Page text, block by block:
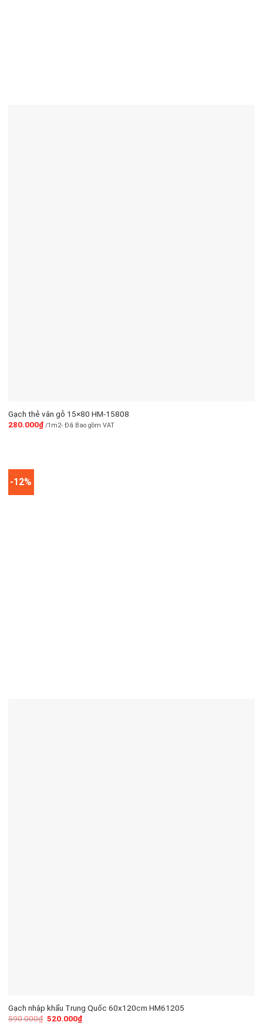
Gạch thẻ vân gỗ 15×80 HM-15808
280.000₫/1m2- Đã Bao gồm VAT
-12%
Gạch nhập khẩu Trung Quốc 60x120cm HM61205
590.000₫ 520.000₫